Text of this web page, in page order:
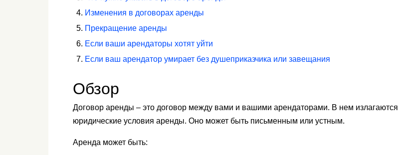
Изменения в договорах аренды
Прекращение аренды
Если ваши арендаторы хотят уйти
Если ваш арендатор умирает без душеприказчика или завещания
Обзор
Договор аренды – это договор между вами и вашими арендаторами. В нем излагаются
юридические условия аренды. Оно может быть письменным или устным.
Аренда может быть: